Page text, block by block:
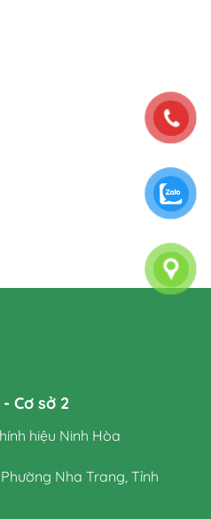
Cơ sở 2
hiệu Ninh Hòa
Nha Trang, Tỉnh